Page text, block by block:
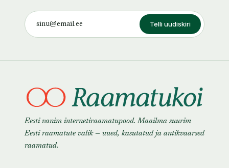
Telli uudiskiri
Eesti vanim internetiraamatupood. Maailma suurim
Eesti raamatute valik — uued, kasutatud ja antikvaarsed
raamatud.